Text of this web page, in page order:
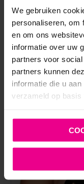
We gebruiken
personaliseren, om
en om ons
informatie over uw
partners voor
partners kunnen
informatie die u
verzameld op basis